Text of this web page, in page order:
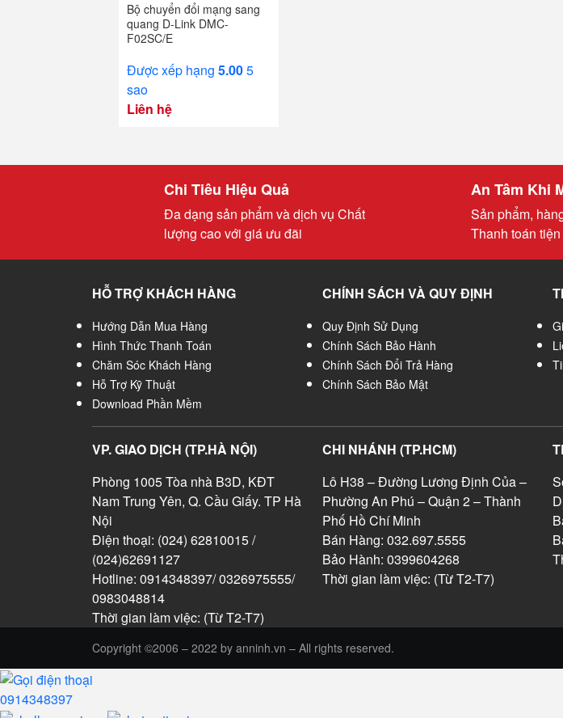
Bộ chuyển đổi mạng sang
quang D-Link DMC-
F02SC/E
Được xếp hạng 5.005
sao
Liên hệ
Chi Tiêu Hiệu Quả
Đa dạng sản phẩm và dịch vụ Chất
lượng cao với giá ưu đãi
An Tâm Khi
Sản phẩm,
Thanh toán
HỖ TRỢ KHÁCH HÀNG
Hướng Dẫn Mua Hàng
Hình Thức Thanh Toán
Chăm Sóc Khách Hàng
Hỗ Trợ Kỹ Thuật
Download Phần Mềm
CHÍNH SÁCH VÀ QUY ĐỊNH
Quy Định Sử Dụng
Chính Sách Bảo Hành
Chính Sách Đổi Trả Hàng
Chính Sách Bảo Mật
VP. GIAO DỊCH (TP.HÀ NỘI)
Phòng 1005 Tòa nhà B3D, KĐT
Nam Trung Yên, Q. Cầu Giấy. TP Hà
Nội
Điện thoại: (024) 62810015 /
(024)62691127
Hotline: 0914348397/ 0326975555/
0983048814
Thời gian làm việc: (Từ T2-T7)
CHI NHÁNH (TP.HCM)
Lô H38 – Đường Lương Định Của –
Phường An Phú – Quận 2 – Thành
Phố Hồ Chí Minh
Bán Hàng: 032.697.5555
Bảo Hành: 0399604268
Thời gian làm việc: (Từ T2-T7)
Copyright ©2006 – 2022 by anninh.vn – All rights reserved.
0914348397